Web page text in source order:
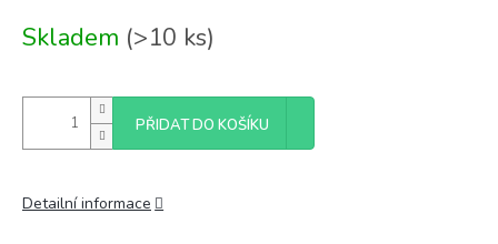
Skladem (>10 ks)
PŘIDAT DO KOŠÍKU
Detailní informace